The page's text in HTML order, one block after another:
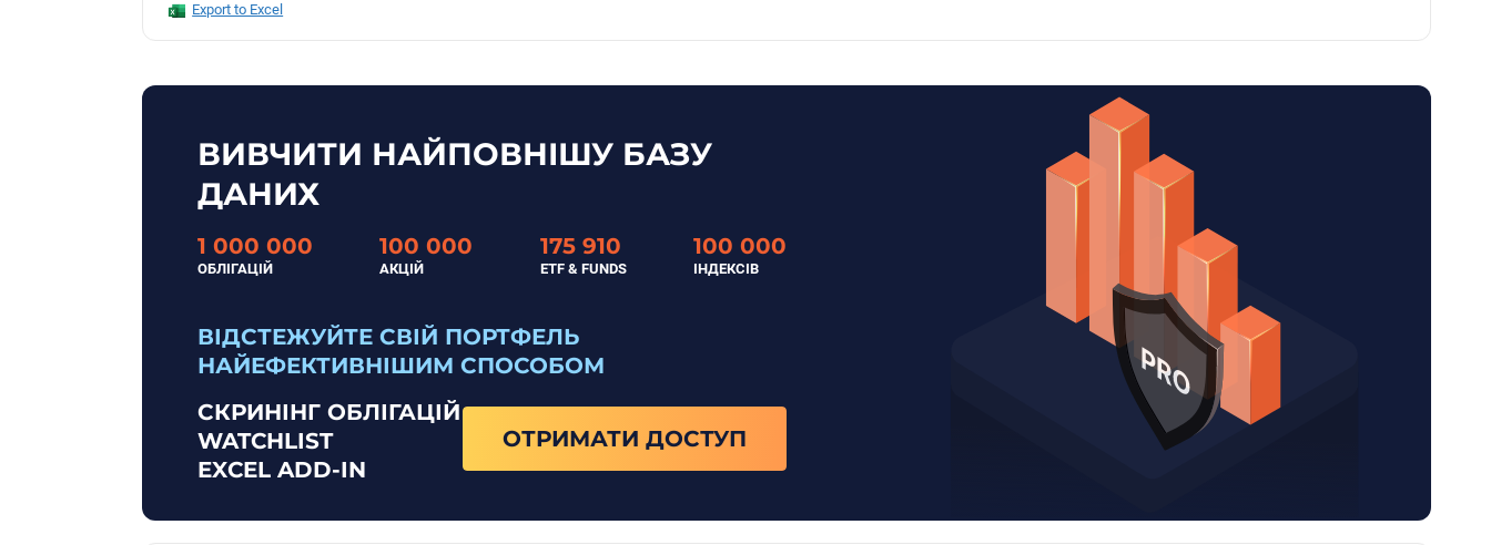
Export to Excel
ВИВЧИТИ НАЙПОВНІШУ БАЗУ
ДАНИХ
1 000 000
ОБЛІГАЦІЙ
100 000
АКЦІЙ
175 910
ETF & FUNDS
100 000
ІНДЕКСІВ
ВІДСТЕЖУЙТЕ СВІЙ ПОРТФЕЛЬ
НАЙЕФЕКТИВНІШИМ СПОСОБОМ
СКРИНІНГ ОБЛІГАЦІЙ
WATCHLIST
EXCEL ADD-IN
ОТРИМАТИ ДОСТУП